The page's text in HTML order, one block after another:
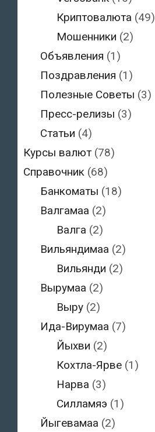
Криптовалюта (49)
Мошенники (2)
Объявления (1)
Поздравления (1)
Полезные Советы (3)
Пресс-релизы (3)
Статьи (4)
Курсы валют (78)
Справочник (68)
Банкоматы (18)
Валгамаа (2)
Валга (2)
Вильяндимаа (2)
Вильянди (2)
Вырумаа (2)
Выру (2)
Ида-Вирумаа (7)
Йыхви (2)
Кохтла-Ярве (1)
Нарва (3)
Силламяэ (1)
Йыгевамаа (2)